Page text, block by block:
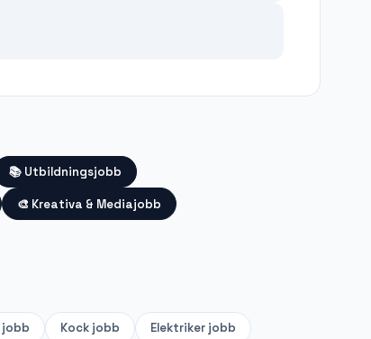
📚 Utbildningsjobb
🎨 Kreativa & Mediajobb
jobb Kock jobb Elektriker jobb